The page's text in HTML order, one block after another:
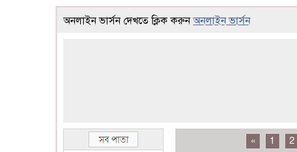
অনলাইন ভার্সন দেখতে ক্লিক করুনঅনলাইন ভার্সন
« 1 2